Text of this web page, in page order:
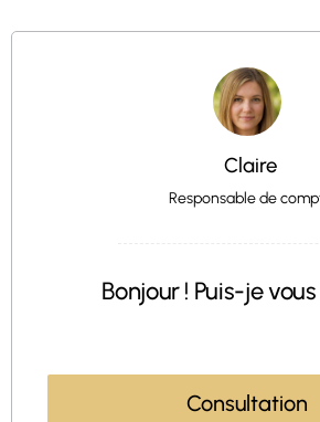
Claire
Responsable de
Bonjour ! Puis-je
Consultation